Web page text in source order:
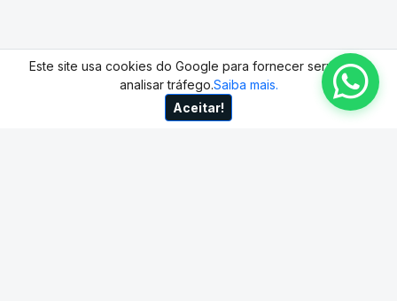
Este site usa cookies do Google para fornecer serviços e
analisar tráfego.Saiba mais.
Aceitar!